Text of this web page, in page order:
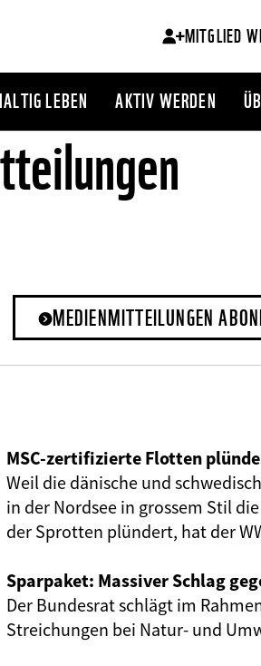
MITGLIED
LEBEN AKTIV WERDEN
MEDIENMITTEILUNGEN
MSC-zertifizierte Flotten
Weil die dänische und
in der Nordsee in grossem Stil
der Sprotten plündert, hat der
Sparpaket: Massiver Schlag
Der Bundesrat schlägt im
Streichungen bei Natur- und